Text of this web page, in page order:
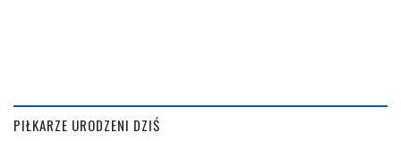
PIŁKARZE URODZENI DZIŚ